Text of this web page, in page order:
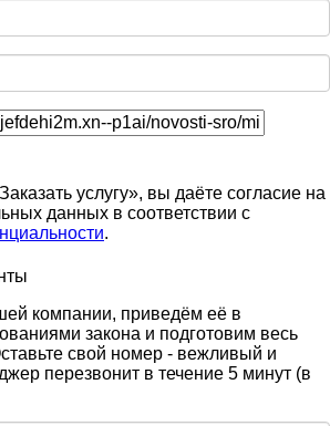
услугу», вы даёте согласие на
данных в соответствии с
.
компании, приведём её в
закона и подготовим весь
свой номер - вежливый и
перезвонит в течение 5 минут (в